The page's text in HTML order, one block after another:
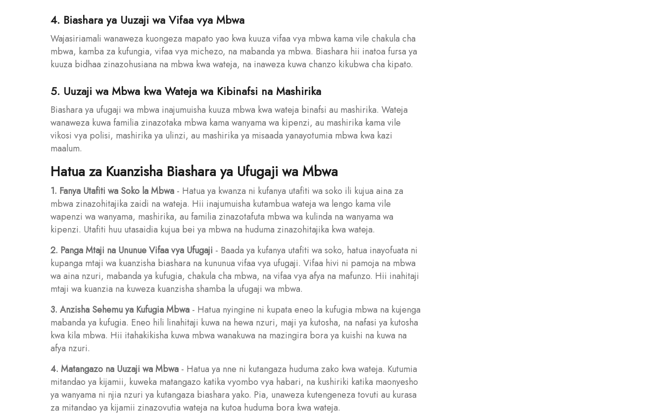
4. Biashara ya Uuzaji wa Vifaa vya Mbwa
Wajasiriamali wanaweza kuongeza mapato yao kwa kuuza vifaa vya mbwa kama vile chakula cha
mbwa, kamba za kufungia, vifaa vya michezo, na mabanda ya mbwa. Biashara hii inatoa fursa ya
kuuza bidhaa zinazohusiana na mbwa kwa wateja, na inaweza kuwa chanzo kikubwa cha kipato.
5. Uuzaji wa Mbwa kwa Wateja wa Kibinafsi na Mashirika
Biashara ya ufugaji wa mbwa inajumuisha kuuza mbwa kwa wateja binafsi au mashirika. Wateja
wanaweza kuwa familia zinazotaka mbwa kama wanyama wa kipenzi, au mashirika kama vile
vikosi vya polisi, mashirika ya ulinzi, au mashirika ya misaada yanayotumia mbwa kwa kazi
maalum.
Hatua za Kuanzisha Biashara ya Ufugaji wa Mbwa
1. Fanya Utafiti wa Soko la Mbwa - Hatua ya kwanza ni kufanya utafiti wa soko ili kujua aina za
mbwa zinazohitajika zaidi na wateja. Hii inajumuisha kutambua wateja wa lengo kama vile
wapenzi wa wanyama, mashirika, au familia zinazotafuta mbwa wa kulinda na wanyama wa
kipenzi. Utafiti huu utasaidia kujua bei ya mbwa na huduma zinazohitajika kwa wateja.
2. Panga Mtaji na Ununue Vifaa vya Ufugaji - Baada ya kufanya utafiti wa soko, hatua inayofuata ni
kupanga mtaji wa kuanzisha biashara na kununua vifaa vya ufugaji. Vifaa hivi ni pamoja na mbwa
wa aina nzuri, mabanda ya kufugia, chakula cha mbwa, na vifaa vya afya na mafunzo. Hii inahitaji
mtaji wa kuanzia na kuweza kuanzisha shamba la ufugaji wa mbwa.
3. Anzisha Sehemu ya Kufugia Mbwa - Hatua nyingine ni kupata eneo la kufugia mbwa na kujenga
mabanda ya kufugia. Eneo hili linahitaji kuwa na hewa nzuri, maji ya kutosha, na nafasi ya kutosha
kwa kila mbwa. Hii itahakikisha kuwa mbwa wanakuwa na mazingira bora ya kuishi na kuwa na
afya nzuri.
4. Matangazo na Uuzaji wa Mbwa - Hatua ya nne ni kutangaza huduma zako kwa wateja. Kutumia
mitandao ya kijamii, kuweka matangazo katika vyombo vya habari, na kushiriki katika maonyesho
ya wanyama ni njia nzuri ya kutangaza biashara yako. Pia, unaweza kutengeneza tovuti au kurasa
za mitandao ya kijamii zinazovutia wateja na kutoa huduma bora kwa wateja.